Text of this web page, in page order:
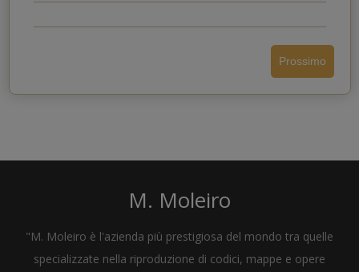
Prossimo
Indietro
M. Moleiro
"M. Moleiro è l'azienda più prestigiosa del mondo tra quelle
specializzate nella riproduzione di codici, mappe e opere